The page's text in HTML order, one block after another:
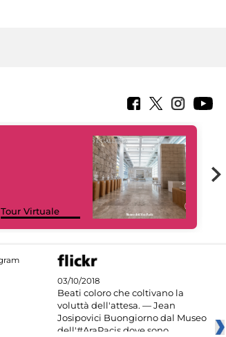
Tour Virtuale
03/10/2018
Beati coloro che coltivano la
voluttà dell'attesa. — Jean
Josipovici Buongiorno dal Museo
dell'#AraPacis dove sono